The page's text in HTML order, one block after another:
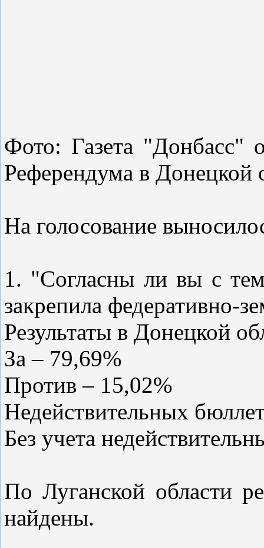
Фото: Газета "Донбасс"
Референдума в Донецкой
На голосование
1. "Согласны ли вы с
закрепила федеративно-
Результаты в Донецкой
За – 79,69%
Против – 15,02%
Недействительных
Без учета
По Луганской области
найдены.